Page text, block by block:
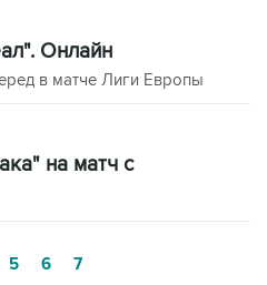
Онлайн
в матче Лиги Европы
на матч с
5 6 7